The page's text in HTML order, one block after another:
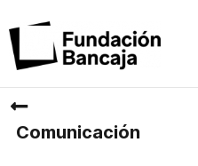
Comunicación